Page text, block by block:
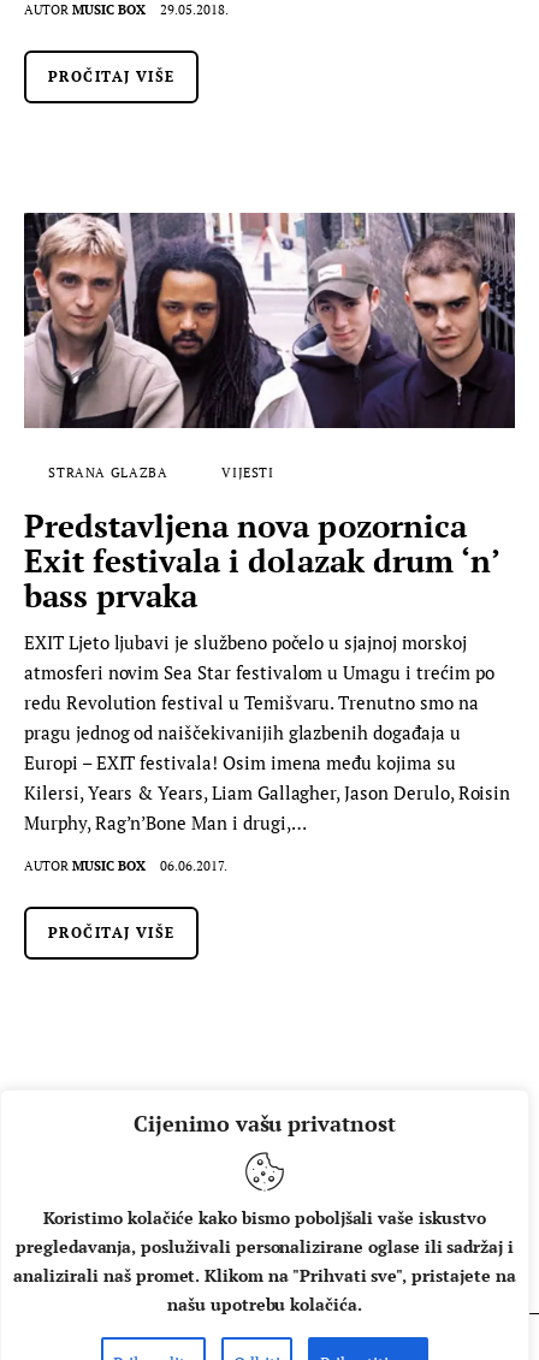
Cijenimo vašu privatnost
Koristimo kolačiće kako bismo poboljšali vaše iskustvo
pregledavanja, posluživali personalizirane oglase ili sadržaj i
analizirali naš promet. Klikom na "Prihvati sve", pristajete na
našu upotrebu kolačića.
AUTOR MUSIC BOX 29.05.2018.
PROČITAJ VIŠE
STRANA GLAZBA VIJESTI
Predstavljena nova pozornica
Exit festivala i dolazak drum ‘n’
bass prvaka
EXIT Ljeto ljubavi je službeno počelo u sjajnoj morskoj
atmosferi novim Sea Star festivalom u Umagu i trećim po
redu Revolution festival u Temišvaru. Trenutno smo na
pragu jednog od naiščekivanijih glazbenih događaja u
Europi – EXIT festivala! Osim imena među kojima su
Kilersi, Years & Years, Liam Gallagher, Jason Derulo, Roisin
Murphy, Rag’n’Bone Man i drugi,…
AUTOR MUSIC BOX 06.06.2017.
PROČITAJ VIŠE
O NAMA IMPRESSUM UVJETI KORIŠTENJA